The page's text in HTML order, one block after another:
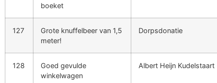
boeket
127
Grote knuffelbeer van 1,5
meter!
Dorpsdonatie
128
Goed gevulde
winkelwagen
Albert Heijn Kudelstaart